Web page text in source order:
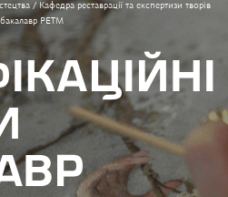
/Кафедра реставрації та експертизи творів
РЕТМ